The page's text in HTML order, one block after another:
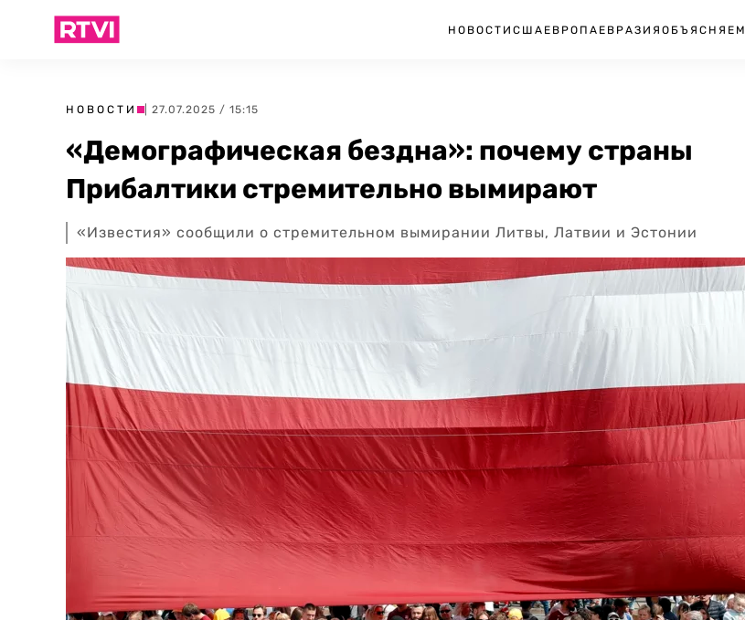
НОВОСТИ США ЕВРОПА ЕВРАЗИЯ ОБЪЯСНЯЕМ
НОВОСТИ | 27.07.2025 / 15:15
«Демографическая бездна»: почему страны
Прибалтики стремительно вымирают
«Известия» сообщили о стремительном вымирании Литвы, Латвии и Эстонии